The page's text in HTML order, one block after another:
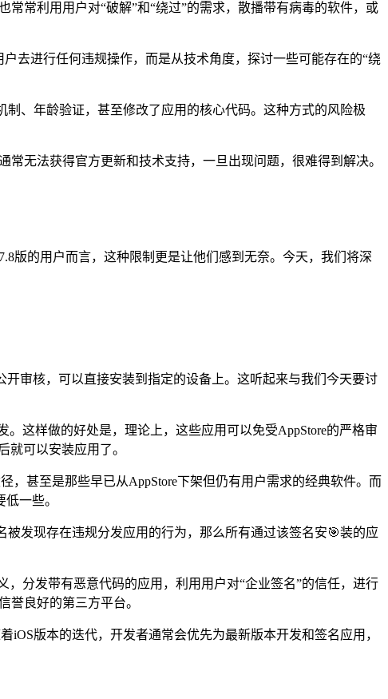
常利用用户对“破解”和“绕过”的需求，散播带有病毒的软件，或
去进行任何违规操作，而是从技术角度，探讨一些可能存在的“绕
、年龄验证，甚至修改了应用的核心代码。这种方式的风险极
无法获得官方更新和技术支持，一旦出现问题，很难得到解决。
版的用户而言，这种限制更是让他们感到无奈。今天，我们将深
审核，可以直接安装到指定的设备上。这听起来与我们今天要讨
这样做的好处是，理论上，这些应用可以免受AppStore的严格审
就可以安装应用了。
，甚至是那些早已从AppStore下架但仍有用户需求的经典软件。而
一些。
发现存在违规分发应用的行为，那么所有通过该签名安🎯装的应
分发带有恶意代码的应用，利用用户对“企业签名”的信任，进行
誉良好的第三方平台。
版本的迭代，开发者通常会优先为最新版本开发和签名应用，